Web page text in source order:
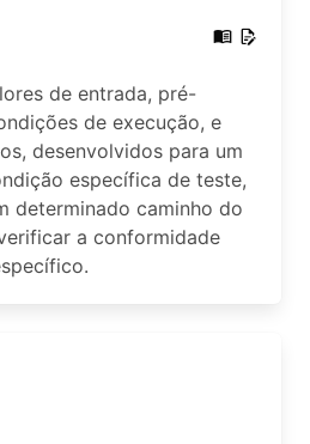
de entrada, pré-
de execução, e
desenvolvidos para um
específica de teste,
determinado caminho do
a conformidade